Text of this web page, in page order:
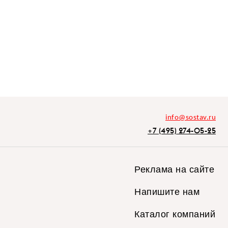
info@sostav.ru
+7 (495) 274-05-25
Реклама на сайте
Напишите нам
Каталог компаний